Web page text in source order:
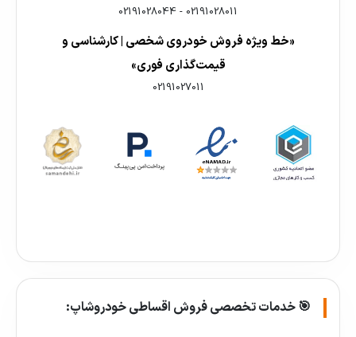
02191028011
-
02191028044
«خط ویژه فروش خودروی شخصی | کارشناسی و
قیمت‌گذاری فوری»
02191027011
🎯 خدمات تخصصی فروش اقساطی خودروشاپ: